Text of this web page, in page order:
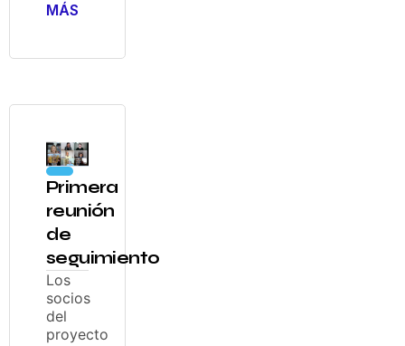
MÁS
Primera
reunión
de
seguimiento
Los
socios
del
proyecto